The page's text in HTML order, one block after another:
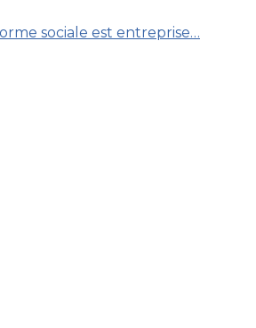
sociale est entreprise…